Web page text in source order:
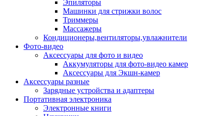
Эпиляторы
Машинки для стрижки волос
Триммеры
Массажеры
Кондиционеры,вентиляторы,увлажнители
Фото-видео
Аксессуары для фото и видео
Аккумуляторы для фото-видео камер
Аксессуары для Экшн-камер
Аксессуары разные
Зарядные устройства и адаптеры
Портативная электроника
Электронные книги